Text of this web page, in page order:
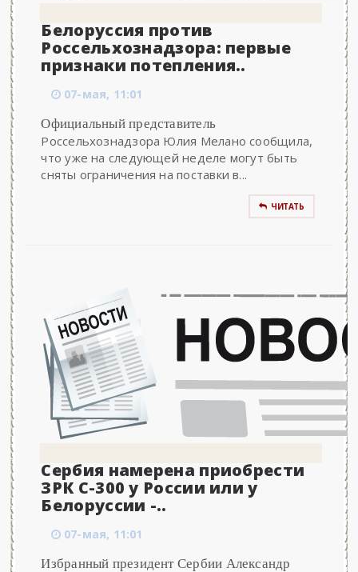
Белоруссия против
Россельхознадзора: первые
признаки потепления..
07-мая, 11:01
Официальный представитель
Россельхознадзора Юлия Мелано сообщила,
что уже на следующей неделе могут быть
сняты ограничения на поставки в...
ЧИТАТЬ
Сербия намерена приобрести
ЗРК С-300 у России или у
Белоруссии -..
07-мая, 11:01
Избранный президент Сербии Александр